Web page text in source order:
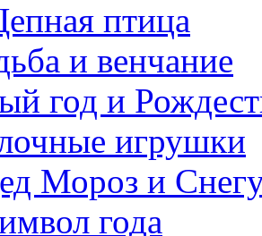
птица
и венчание
год и
игрушки
Мороз и
года